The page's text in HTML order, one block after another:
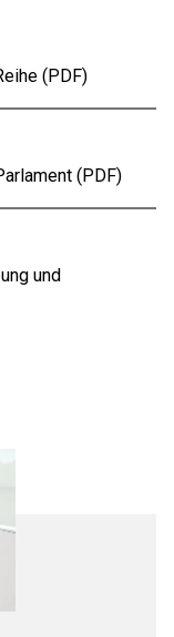
(PDF)
(PDF)
und